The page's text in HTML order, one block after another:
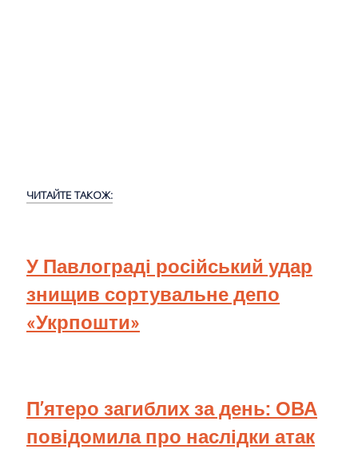
ЧИТАЙТЕ ТАКОЖ:
У Павлограді російський удар
знищив сортувальне депо
«Укрпошти»
П’ятеро загиблих за день: ОВА
повідомила про наслідки атак